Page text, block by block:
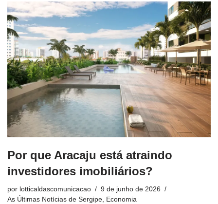
Por que Aracaju está atraindo
investidores imobiliários?
por lotticaldascomunicacao
9 de junho de 2026
As Últimas Notícias de Sergipe
Economia